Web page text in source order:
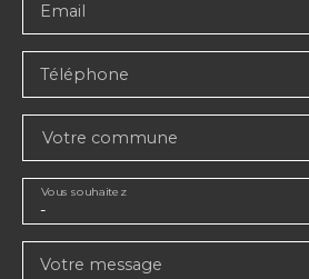
Email
Téléphone
Votre commune
-
Vous souhaitez
Votre message